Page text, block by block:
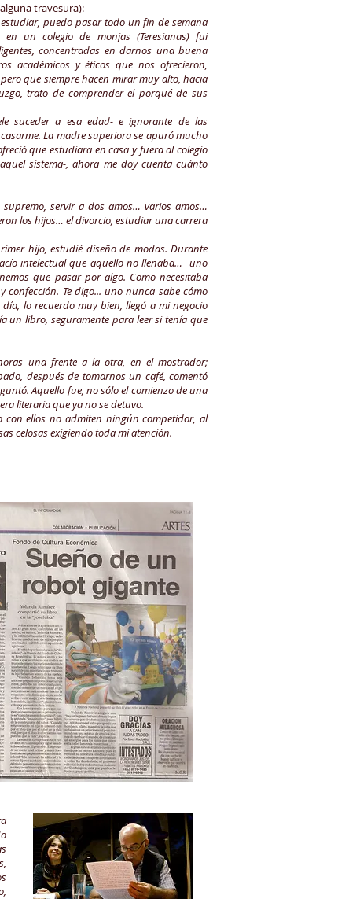
travesura):
puedo pasar todo un fin de semana
un colegio de monjas (Teresianas) fui
concentradas en darnos una buena
académicos y éticos que nos ofrecieron,
que siempre hacen mirar muy alto, hacia
trato de comprender el porqué de sus
suceder a esa edad- e ignorante de las
La madre superiora se apuró mucho
que estudiara en casa y fuera al colegio
sistema-, ahora me doy cuenta cuánto
servir a dos amos… varios amos…
los hijos… el divorcio, estudiar una carrera
hijo, estudié diseño de modas. Durante
intelectual que aquello no llenaba… uno
que pasar por algo. Como necesitaba
Te digo... uno nunca sabe cómo
lo recuerdo muy bien, llegó a mi negocio
un libro, seguramente para leer si tenía que
una frente a la otra, en el mostrador;
después de tomarnos un café, comentó
Aquello fue, no sólo el comienzo de una
literaria que ya no se detuvo.
con ellos no admiten ningún competidor, al
celosas exigiendo toda mi atención.